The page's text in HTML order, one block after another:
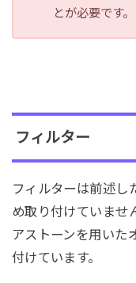
とが必要です。
フィルター
フィルターは前述し
め取り付けていませ
アストーンを用いた
付けています。